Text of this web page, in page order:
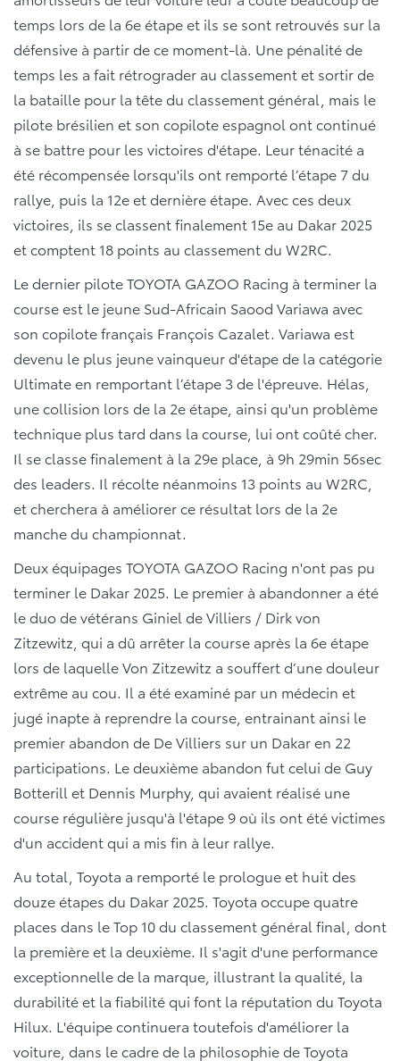
temps lors de la 6e étape et ils se sont retrouvés sur la
défensive à partir de ce moment-là. Une pénalité de
temps les a fait rétrograder au classement et sortir de
la bataille pour la tête du classement général, mais le
pilote brésilien et son copilote espagnol ont continué
à se battre pour les victoires d'étape. Leur ténacité a
été récompensée lorsqu'ils ont remporté l’étape 7 du
rallye, puis la 12e et dernière étape. Avec ces deux
victoires, ils se classent finalement 15e au Dakar 2025
et comptent 18 points au classement du W2RC.
Le dernier pilote TOYOTA GAZOO Racing à terminer la
course est le jeune Sud-Africain Saood Variawa avec
son copilote français François Cazalet. Variawa est
devenu le plus jeune vainqueur d'étape de la catégorie
Ultimate en remportant l’étape 3 de l'épreuve. Hélas,
une collision lors de la 2e étape, ainsi qu'un problème
technique plus tard dans la course, lui ont coûté cher.
Il se classe finalement à la 29e place, à 9h 29min 56sec
des leaders. Il récolte néanmoins 13 points au W2RC,
et cherchera à améliorer ce résultat lors de la 2e
manche du championnat.
Deux équipages TOYOTA GAZOO Racing n'ont pas pu
terminer le Dakar 2025. Le premier à abandonner a été
le duo de vétérans Giniel de Villiers / Dirk von
Zitzewitz, qui a dû arrêter la course après la 6e étape
lors de laquelle Von Zitzewitz a souffert d’une douleur
extrême au cou. Il a été examiné par un médecin et
jugé inapte à reprendre la course, entrainant ainsi le
premier abandon de De Villiers sur un Dakar en 22
participations. Le deuxième abandon fut celui de Guy
Botterill et Dennis Murphy, qui avaient réalisé une
course régulière jusqu'à l'étape 9 où ils ont été victimes
d'un accident qui a mis fin à leur rallye.
Au total, Toyota a remporté le prologue et huit des
douze étapes du Dakar 2025. Toyota occupe quatre
places dans le Top 10 du classement général final, dont
la première et la deuxième. Il s'agit d'une performance
exceptionnelle de la marque, illustrant la qualité, la
durabilité et la fiabilité qui font la réputation du Toyota
Hilux. L'équipe continuera toutefois d'améliorer la
voiture, dans le cadre de la philosophie de Toyota